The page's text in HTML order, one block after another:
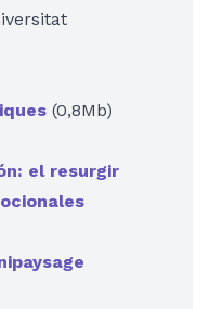
(0,8Mb)
el resurgir